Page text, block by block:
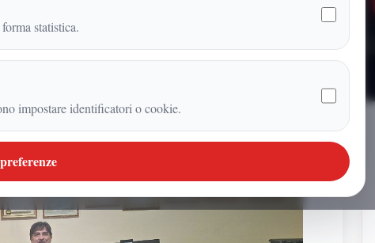
statistica.
impostare identificatori o cookie.